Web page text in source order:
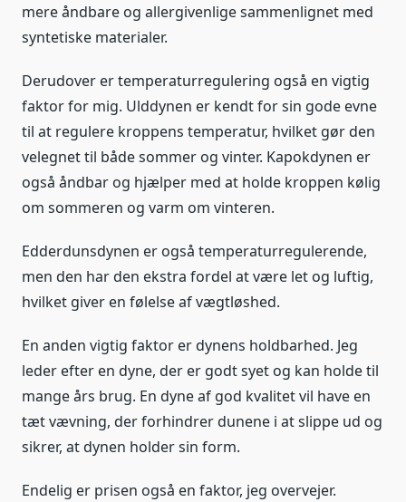
mere åndbare og allergivenlige sammenlignet med
syntetiske materialer.
Derudover er temperaturregulering også en vigtig
faktor for mig. Ulddynen er kendt for sin gode evne
til at regulere kroppens temperatur, hvilket gør den
velegnet til både sommer og vinter. Kapokdynen er
også åndbar og hjælper med at holde kroppen kølig
om sommeren og varm om vinteren.
Edderdunsdynen er også temperaturregulerende,
men den har den ekstra fordel at være let og luftig,
hvilket giver en følelse af vægtløshed.
En anden vigtig faktor er dynens holdbarhed. Jeg
leder efter en dyne, der er godt syet og kan holde til
mange års brug. En dyne af god kvalitet vil have en
tæt vævning, der forhindrer dunene i at slippe ud og
sikrer, at dynen holder sin form.
Endelig er prisen også en faktor, jeg overvejer.